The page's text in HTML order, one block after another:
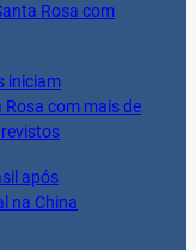
Rosa com
iniciam
com mais de
após
na China